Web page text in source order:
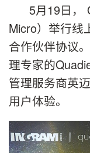
5月19日，
Micro）举行线
合作伙伴协议
理专家的
管理服务商英
用户体验。